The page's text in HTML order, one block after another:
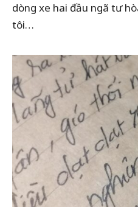
dòng xe hai đầu ngã tư
tôi…